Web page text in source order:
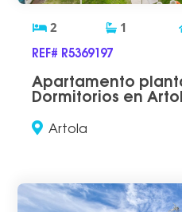
2 1
REF# R5369197
Apartamento
Dormitorios en
Artola